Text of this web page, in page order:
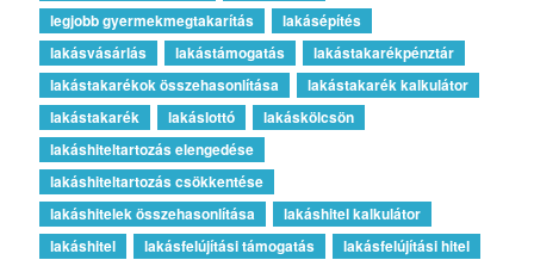
legjobb gyermekmegtakarítás
lakásépítés
lakásvásárlás
lakástámogatás
lakástakarékpénztár
lakástakarékok összehasonlítása
lakástakarék kalkulátor
lakástakarék
lakáslottó
lakáskölcsön
lakáshiteltartozás elengedése
lakáshiteltartozás csökkentése
lakáshitelek összehasonlítása
lakáshitel kalkulátor
lakáshitel
lakásfelújítási támogatás
lakásfelújítási hitel